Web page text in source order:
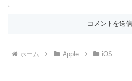
ホーム Apple iOS